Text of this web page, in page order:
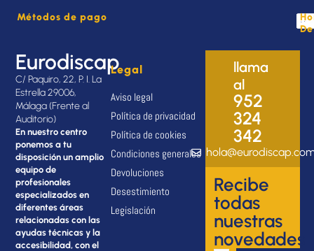
Métodos de pago
Eurodiscap
C/ Paquiro, 22, P. I. La
Estrella 29006,
Málaga (Frente al
Auditorio)
En nuestro centro
ponemos a tu
disposición un amplio
equipo de
profesionales
especializados en
diferentes áreas
relacionadas con las
ayudas técnicas y la
accesibilidad, con el
Legal
Aviso legal
Política de privacidad
Política de cookies
Condiciones generales
Devoluciones
Desestimiento
Legislación
llama
al
952
324
342
Recibe
todas
nuestras
novedades